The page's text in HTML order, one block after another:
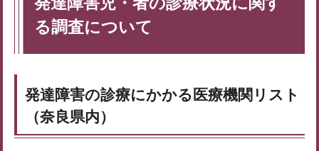
る調査について
発達障害の診療にかかる医療機関リスト
（奈良県内）